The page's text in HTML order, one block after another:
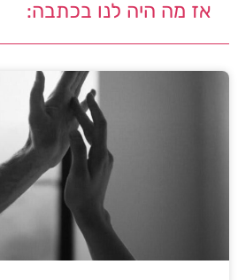
אז מה היה לנו בכתבה: